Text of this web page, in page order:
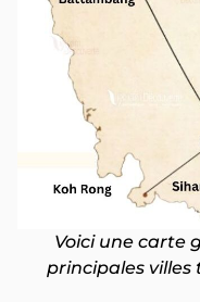
Voici une carte
principales villes